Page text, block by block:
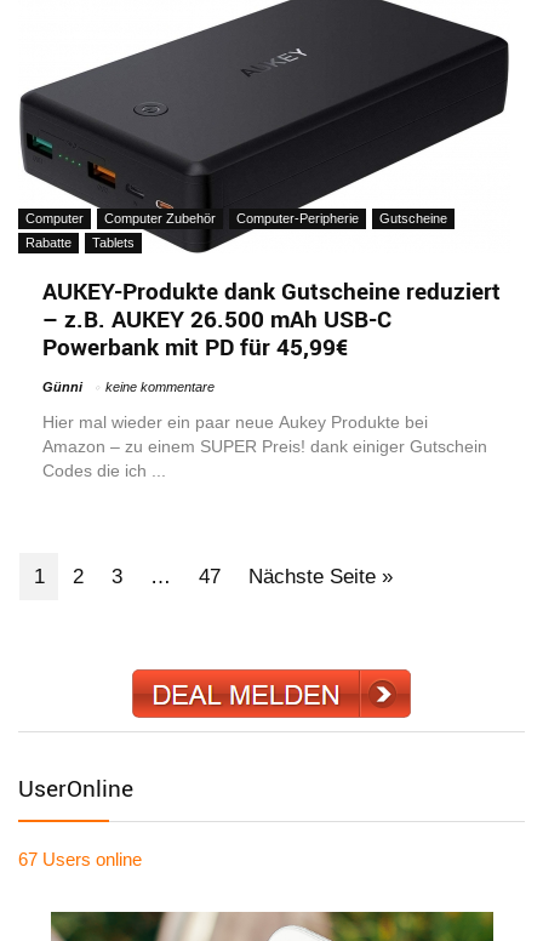
Computer Computer Zubehör Computer-Peripherie
Gutscheine
Rabatte
Tablets
AUKEY-Produkte dank Gutscheine reduziert
– z.B. AUKEY 26.500 mAh USB-C
Powerbank mit PD für 45,99€
Günni keine kommentare
Hier mal wieder ein paar neue Aukey Produkte bei
Amazon – zu einem SUPER Preis! dank einiger Gutschein
Codes die ich ...
1 2 3 … 47 Nächste Seite »
UserOnline
67 Users online